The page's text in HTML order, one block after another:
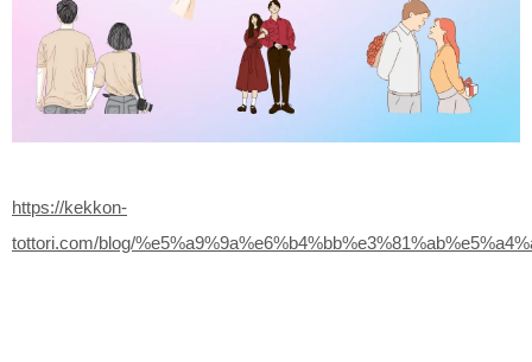
https://kekkon-
tottori.com/blog/